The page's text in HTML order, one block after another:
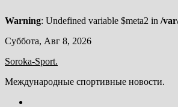
Warning: Undefined variable $meta2 in /
Skip
content
Суббота, Авг 8, 2026
Soroka-Sport.
Международные спортивные новости.